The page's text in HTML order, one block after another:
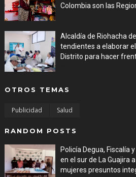
Colombia son las
Alcaldía de Riohacha
tendientes a elaborar
Distrito para hacer
OTROS TEMAS
Publicidad Salud
RANDOM POSTS
Policía Degua, Fiscalía
en el sur de La Guajira
mujeres presuntos